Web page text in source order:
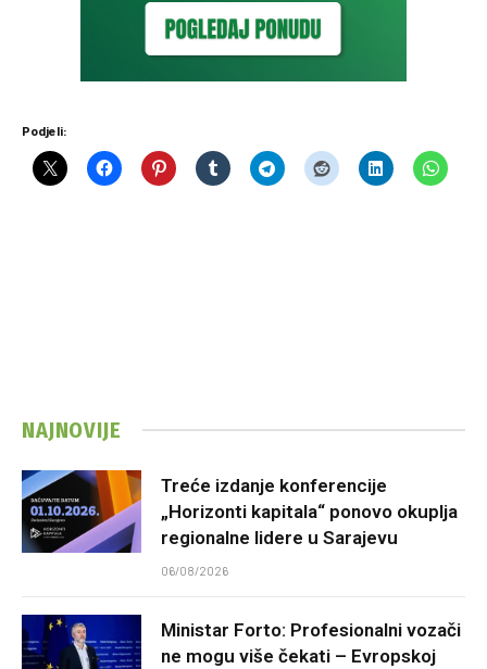
Podjeli:
NAJNOVIJE
Treće izdanje konferencije
„Horizonti kapitala“ ponovo okuplja
regionalne lidere u Sarajevu
06/08/2026
Ministar Forto: Profesionalni vozači
ne mogu više čekati – Evropskoj